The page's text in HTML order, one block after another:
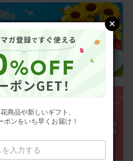
ました。 義母はどら焼きを自分にと
食べてしまったそうです… 美味しか
くださいね、とカードを添えたら良
麗だととても喜んでもらえて良かっ
さらに表示
花】アレンジメント(ピンク、Mサイ
ット
60代
商品や新しいギフト、
ポンをいち早くお届け！